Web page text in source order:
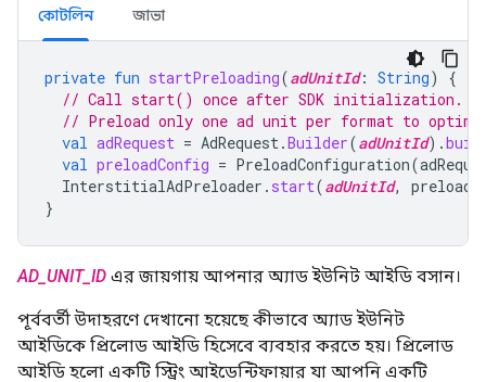
কোটলিন জাভা
private fun startPreloading(adUnitId: String)
{
// Call start() once after SDK initialization.
// Preload only one ad unit per format to
val adRequest = AdRequest.Builder(adUnitId).
val preloadConfig = PreloadConfiguration(
InterstitialAdPreloader . start(adUnitId,
}
AD_UNIT_ID এর জায়গায় আপনার অ্যাড ইউনিট আইডি বসান।
পূর্ববর্তী উদাহরণে দেখানো হয়েছে কীভাবে অ্যাড ইউনিট
আইডিকে প্রিলোড আইডি হিসেবে ব্যবহার করতে হয়। প্রিলোড
আইডি হলো একটি স্ট্রিং আইডেন্টিফায়ার যা আপনি একটি